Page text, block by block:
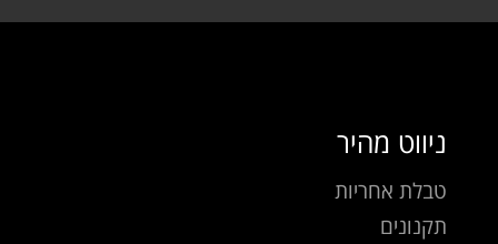
ניווט מהיר
טבלת אחריות
תקנונים